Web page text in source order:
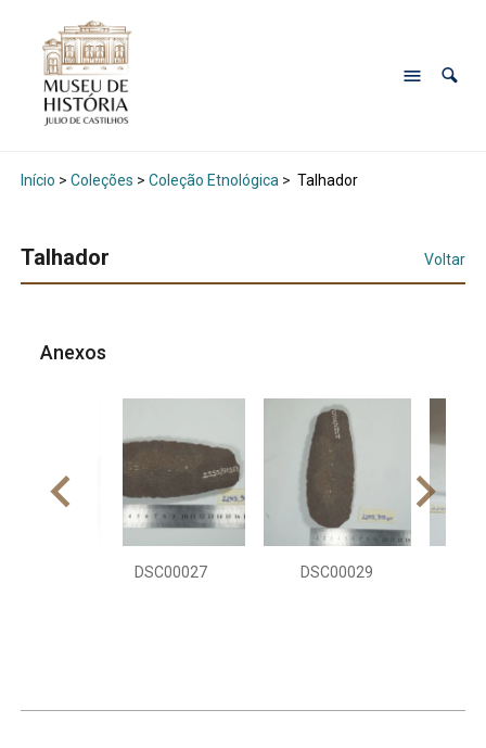
Início > Coleções > Coleção Etnológica > Talhador
Talhador Voltar
Anexos
DSC00027 DSC00029